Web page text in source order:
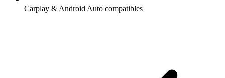
Carplay & Android Auto compatibles